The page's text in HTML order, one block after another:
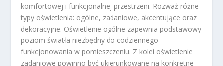
komfortowej i funkcjonalnej przestrzeni. Rozważ różne
typy oświetlenia: ogólne, zadaniowe, akcentujące oraz
dekoracyjne. Oświetlenie ogólne zapewnia podstawowy
poziom światła niezbędny do codziennego
funkcjonowania w pomieszczeniu. Z kolei oświetlenie
zadaniowe powinno być ukierunkowane na konkretne